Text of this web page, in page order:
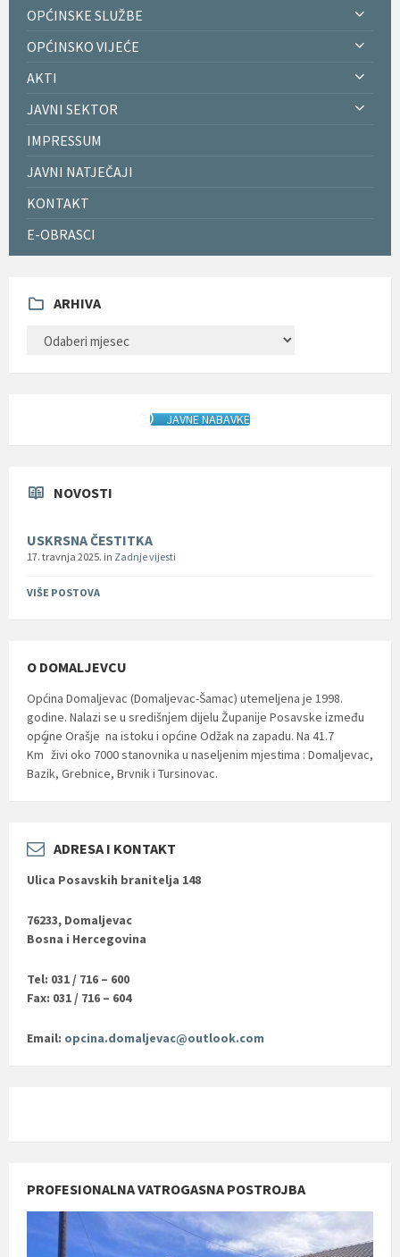
OPĆINSKE SLUŽBE
OPĆINSKO VIJEĆE
AKTI
JAVNI SEKTOR
IMPRESSUM
JAVNI NATJEČAJI
KONTAKT
E-OBRASCI
ARHIVA
JAVNE NABAVKE
NOVOSTI
USKRSNA ČESTITKA
17. travnja 2025. in Zadnje vijesti
VIŠE POSTOVA
O DOMALJEVCU
Općina Domaljevac (Domaljevac-Šamac) utemeljena je 1998.
godine. Nalazi se u središnjem dijelu Županije Posavske između
općine Orašje na istoku i općine Odžak na zapadu. Na 41.7
Km
2
živi oko 7000 stanovnika u naseljenim mjestima : Domaljevac,
Bazik, Grebnice, Brvnik i Tursinovac.
ADRESA I KONTAKT
Ulica Posavskih branitelja 148
76233, Domaljevac
Bosna i Hercegovina
Tel: 031 / 716 – 600
Fax: 031 / 716 – 604
Email: opcina.domaljevac@outlook.com
PROFESIONALNA VATROGASNA POSTROJBA